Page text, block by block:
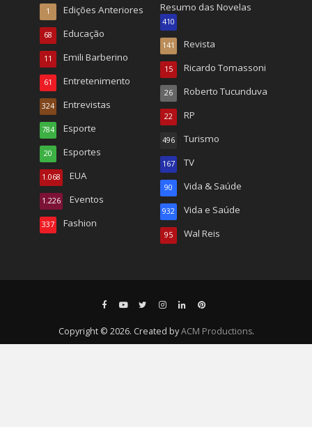
Edições Anteriores
1
Educação
68
Emili Barberino
11
Entretenimento
61
Entrevistas
324
Esporte
784
Esportes
20
EUA
1.068
Eventos
1.226
Fashion
337
Resumo das Novelas
410
Revista
141
Ricardo Tomassoni
15
Roberto Tucunduva
26
RP
22
Turismo
496
TV
167
Vida & Saúde
90
Vida e Saúde
932
Wal Reis
95
Copyright © 2026. Created byACM Productions.